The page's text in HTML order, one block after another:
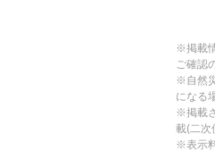
※掲載
ご確認
※自然
になる
※掲載
載(二次
※表示